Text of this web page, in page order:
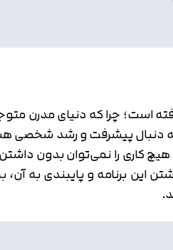
است؛ چرا که دنیای
دنبال پیشرفت و رشد شخصی
را نمی‌توان بدون داشتن
این برنامه و پایبندی به